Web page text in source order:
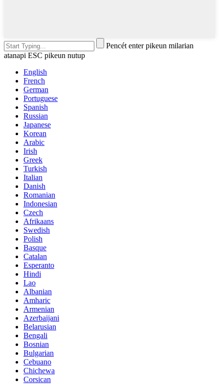
Pencét enter pikeun milarian
atanapi ESC pikeun nutup
English
French
German
Portuguese
Spanish
Russian
Japanese
Korean
Arabic
Irish
Greek
Turkish
Italian
Danish
Romanian
Indonesian
Czech
Afrikaans
Swedish
Polish
Basque
Catalan
Esperanto
Hindi
Lao
Albanian
Amharic
Armenian
Azerbaijani
Belarusian
Bengali
Bosnian
Bulgarian
Cebuano
Chichewa
Corsican